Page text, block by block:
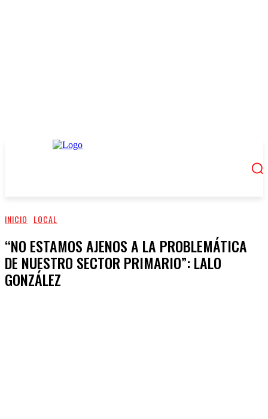
INICIO LOCAL
“NO ESTAMOS AJENOS A LA PROBLEMÁTICA
DE NUESTRO SECTOR PRIMARIO”: LALO
GONZÁLEZ